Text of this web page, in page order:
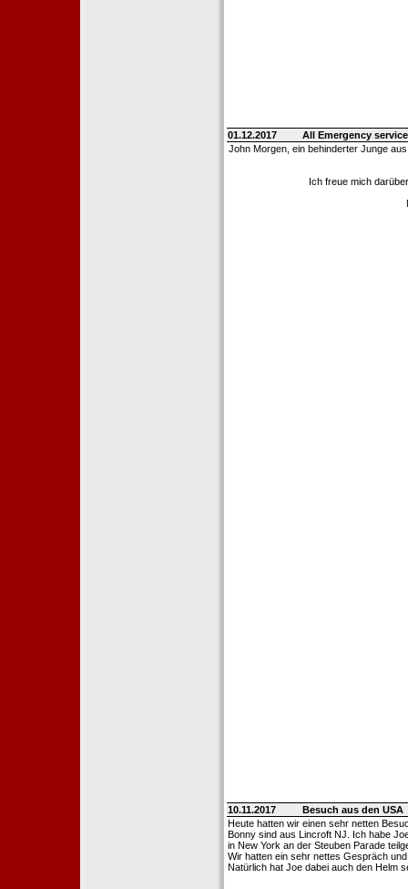
01.12.2017
All Emergency
John Morgen, ein behinderter Junge
Ich freue mich
10.11.2017
Besuch aus den USA
Heute hatten wir einen sehr netten
Bonny sind aus Lincroft NJ. Ich habe
in New York an der Steuben Parade
Wir hatten ein sehr nettes Gespräch
Natürlich hat Joe dabei auch den Helm